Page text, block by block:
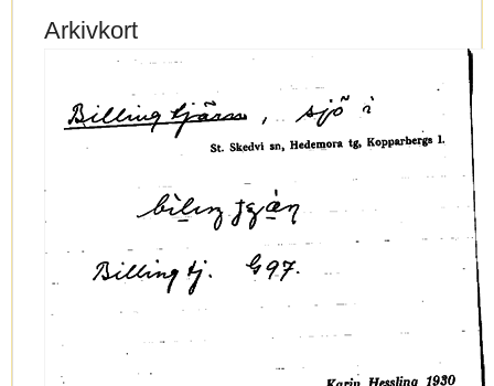
Arkivkort